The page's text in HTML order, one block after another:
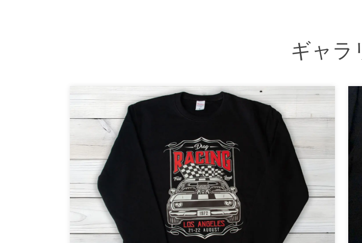
ギャラ